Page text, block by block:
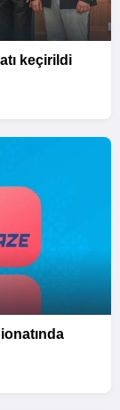
keçirildi